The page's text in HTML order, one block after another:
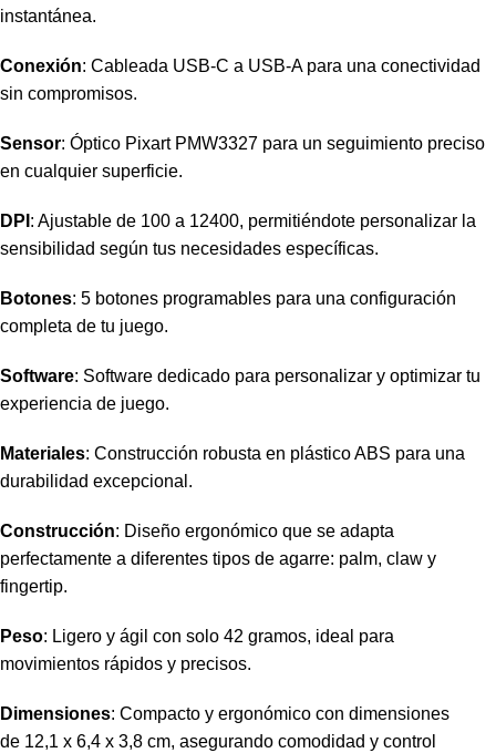
instantánea.
Conexión: Cableada USB-C a USB-A para una conectividad
sin compromisos.
Sensor: Óptico Pixart PMW3327 para un seguimiento preciso
en cualquier superficie.
DPI : Ajustable de 100 a 12400, permitiéndote personalizar la
sensibilidad según tus necesidades específicas.
Botones: 5 botones programables para una configuración
completa de tu juego.
Software: Software dedicado para personalizar y optimizar tu
experiencia de juego.
Materiales: Construcción robusta en plástico ABS para una
durabilidad excepcional.
Construcción: Diseño ergonómico que se adapta
perfectamente a diferentes tipos de agarre: palm, claw y
fingertip.
Peso: Ligero y ágil con solo 42 gramos, ideal para
movimientos rápidos y precisos.
Dimensiones: Compacto y ergonómico con dimensiones
de 12,1 x 6,4 x 3,8 cm, asegurando comodidad y control